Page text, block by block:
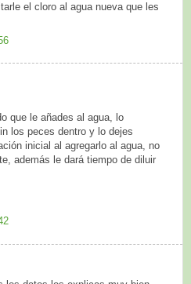
el cloro al agua nueva que les
que le añades al agua, lo
los peces dentro y lo dejes
inicial al agregarlo al agua, no
además le dará tiempo de diluir